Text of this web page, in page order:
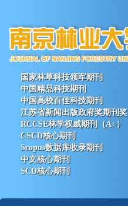
国家林草科技领军期刊
中国精品科技期刊
中国高校百佳科技期刊
江苏省新闻出版政府奖期刊奖
RCCSE林学权威期刊（A+）
CSCD核心期刊
Scopus数据库收录期刊
中文核心期刊
SCD核心期刊